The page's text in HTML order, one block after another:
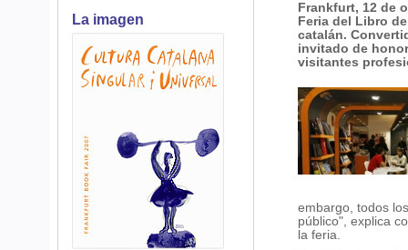
La imagen
Frankfurt, 12 de
Feria del Libro
catalán.
invitado de
visitantes
embargo, todos
público", explica
la feria.